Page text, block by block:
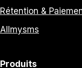
Rétention &
Allmysms
Produits